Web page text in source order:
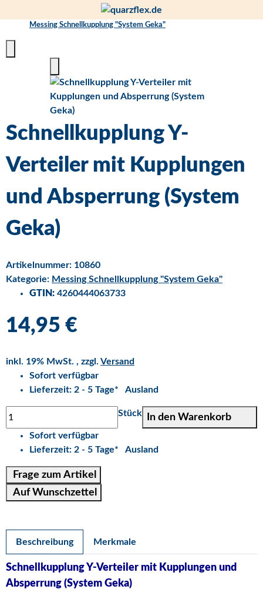
Messing Schnellkupplung "System Geka"
Schnellkupplung Y-
Verteiler mit Kupplungen
und Absperrung (System
Geka)
Artikelnummer: 10860
Kategorie: Messing Schnellkupplung "System Geka"
GTIN: 4260444063733
14,95 €
inkl. 19% MwSt. , zzgl. Versand
Sofort verfügbar
Lieferzeit: 2 - 5 Tage* Ausland
Stück In den Warenkorb
Sofort verfügbar
Lieferzeit: 2 - 5 Tage* Ausland
Frage zum Artikel
Auf Wunschzettel
Beschreibung Merkmale
Schnellkupplung Y-Verteiler mit Kupplungen und
Absperrung (System Geka)